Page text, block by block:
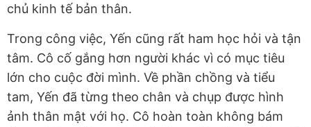
chủ kinh tế bản thân.
Trong công việc, Yến cũng rất ham học hỏi và tận
tâm. Cô cố gắng hơn người khác vì có mục tiêu
lớn cho cuộc đời mình. Về phần chồng và tiểu
tam, Yến đã từng theo chân và chụp được hình
ảnh thân mật với họ. Cô hoàn toàn không bám